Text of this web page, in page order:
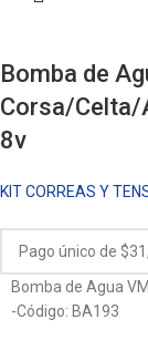
Bomba de
Corsa/
8v
KIT CORREAS Y
Bomba de Agua
-Código: BA193